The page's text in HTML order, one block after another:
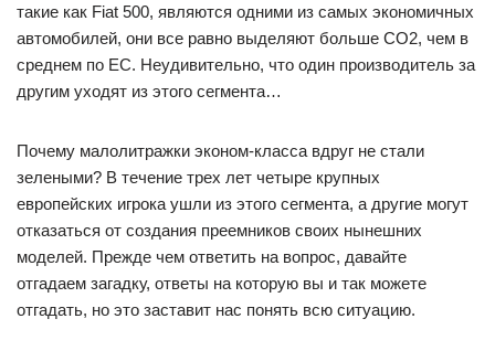
такие как Fiat 500, являются одними из самых экономичных
автомобилей, они все равно выделяют больше CO2, чем в
среднем по ЕС. Неудивительно, что один производитель за
другим уходят из этого сегмента…
Почему малолитражки эконом-класса вдруг не стали
зелеными? В течение трех лет четыре крупных
европейских игрока ушли из этого сегмента, а другие могут
отказаться от создания преемников своих нынешних
моделей. Прежде чем ответить на вопрос, давайте
отгадаем загадку, ответы на которую вы и так можете
отгадать, но это заставит нас понять всю ситуацию.